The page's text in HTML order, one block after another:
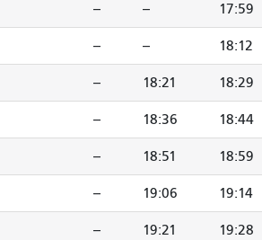
-- -- 17:59
-- -- 18:12
-- 18:21 18:29
-- 18:36 18:44
-- 18:51 18:59
-- 19:06 19:14
-- 19:21 19:28